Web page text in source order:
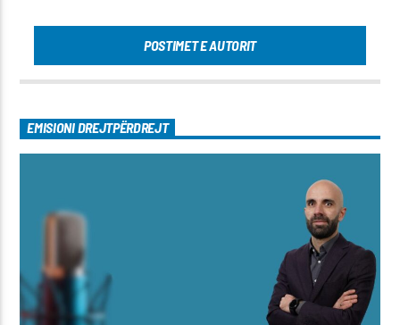
POSTIMET E AUTORIT
EMISIONI DREJTPËRDREJT